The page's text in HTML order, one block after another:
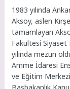
1983 yılında
Aksoy, aslen
tamamlayan
Fakültesi Siyaset
yılında mezun
Amme İdaresi
ve Eğitim